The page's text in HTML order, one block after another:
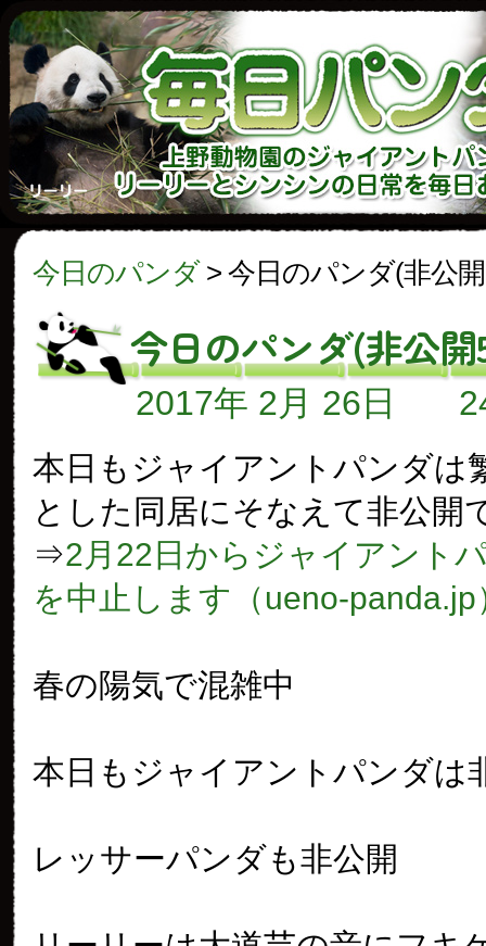
今日のパンダ> 今日のパンダ(非公
今日のパンダ(非公
2017年 2月 26日
本日もジャイアントパンダは
とした同居にそなえて非公開
⇒2月22日からジャイアント
を中止します（ueno-panda.jp
春の陽気で混雑中
本日もジャイアントパンダは
レッサーパンダも非公開